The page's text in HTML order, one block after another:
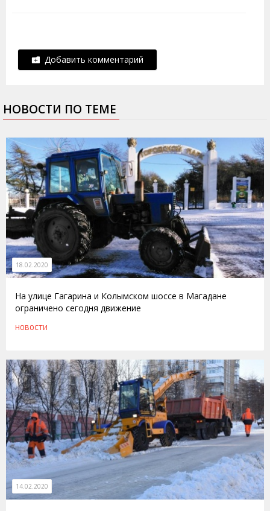
Добавить комментарий
НОВОСТИ ПО ТЕМЕ
18.02.2020
На улице Гагарина и Колымском шоссе в Магадане
ограничено сегодня движение
НОВОСТИ
14.02.2020